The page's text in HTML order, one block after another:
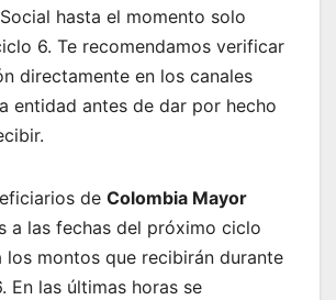
hasta el momento solo
6. Te recomendamos verificar
directamente en los canales
entidad antes de dar por hecho
de Colombia Mayor
a las fechas del próximo ciclo
los montos que recibirán durante
En las últimas horas se